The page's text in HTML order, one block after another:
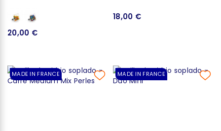
20,00 €
18,00 €
MADE IN FRANCE MADE IN FRANCE